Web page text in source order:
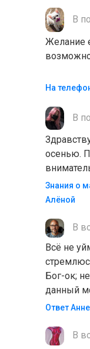
В
Желание
На
В
осенью.
Знания о
Алëной
В
Всё не
Бог-ок;
данный
Ответ
В